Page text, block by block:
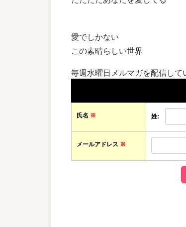
愛でしかない
この素晴らしい世界
毎週水曜日メルマガを配信して
氏名 ※ 姓:
メールアドレス ※